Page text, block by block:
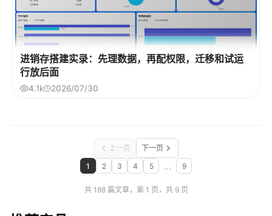
进销存搭建实录：先理数据，再配权限，迁移和试运
行放后面
4.1k 2026/07/30
上一页
1
2 3 4 5 ... 9
下一页
共 188 篇文章，第 1 页，共 9 页